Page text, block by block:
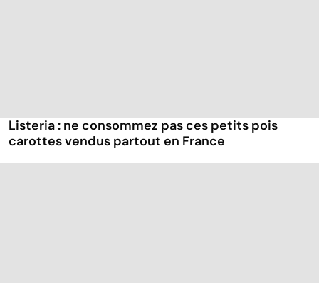
Listeria : ne consommez pas ces petits pois
carottes vendus partout en France